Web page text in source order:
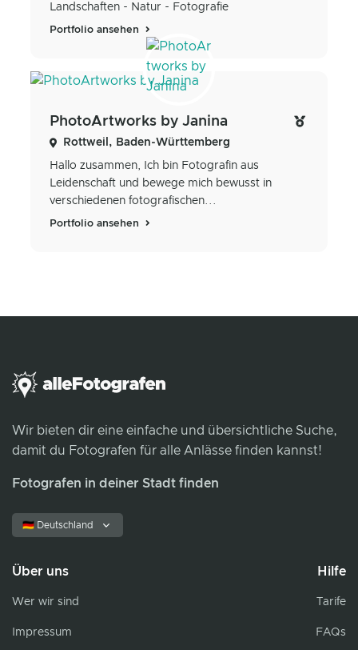
Landschaften - Natur - Fotografie
Portfolio ansehen
PhotoArtworks by Janina
Rottweil, Baden-Württemberg
Hallo zusammen, Ich bin Fotografin aus
Leidenschaft und bewege mich bewusst in
verschiedenen fotografischen...
Portfolio ansehen
Wir bieten dir eine einfache und übersichtliche Suche,
damit du Fotografen für alle Anlässe finden kannst!
Fotografen in deiner Stadt finden
🇩🇪 Deutschland
Über uns
Wer wir sind
Impressum
Hilfe
Tarife
FAQs